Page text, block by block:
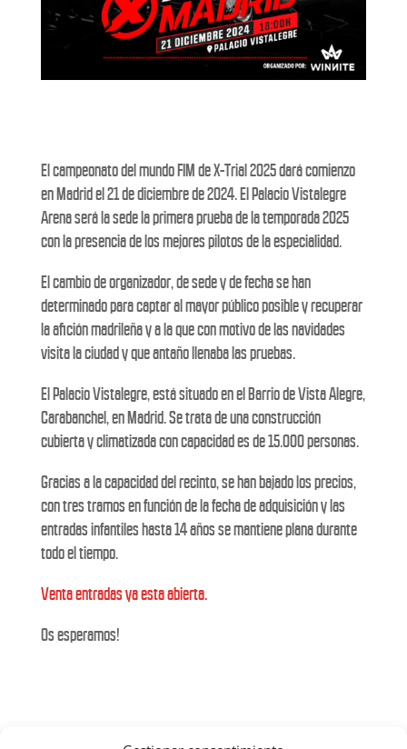
El campeonato del mundo FIM de X-Trial 2025 dará comienzo
en Madrid el 21 de diciembre de 2024. El Palacio Vistalegre
Arena será la sede la primera prueba de la temporada 2025
con la presencia de los mejores pilotos de la especialidad.
El cambio de organizador, de sede y de fecha se han
determinado para captar al mayor público posible y recuperar
la afición madrileña y a la que con motivo de las navidades
visita la ciudad y que antaño llenaba las pruebas.
El Palacio Vistalegre, está situado en el Barrio de Vista Alegre,
Carabanchel, en Madrid. Se trata de una construcción
cubierta y climatizada con capacidad es de 15.000 personas.
Gracias a la capacidad del recinto, se han bajado los precios,
con tres tramos en función de la fecha de adquisición y las
entradas infantiles hasta 14 años se mantiene plana durante
todo el tiempo.
Venta entradas ya esta abierta.
Os esperamos!